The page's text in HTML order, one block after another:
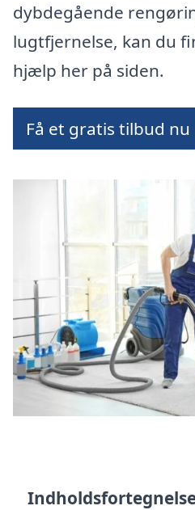
dybdegående
lugtfjernelse, kan du
hjælp her på siden.
Få et gratis tilbud nu